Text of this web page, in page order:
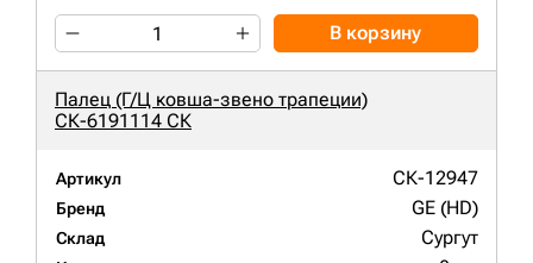
В корзину
Палец (Г/Ц ковша-звено трапеции)
СК-6191114 СК
Артикул СК-12947
Бренд GE (HD)
Склад Сургут